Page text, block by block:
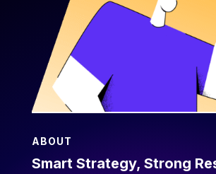
ABOUT
Smart Strategy, Strong